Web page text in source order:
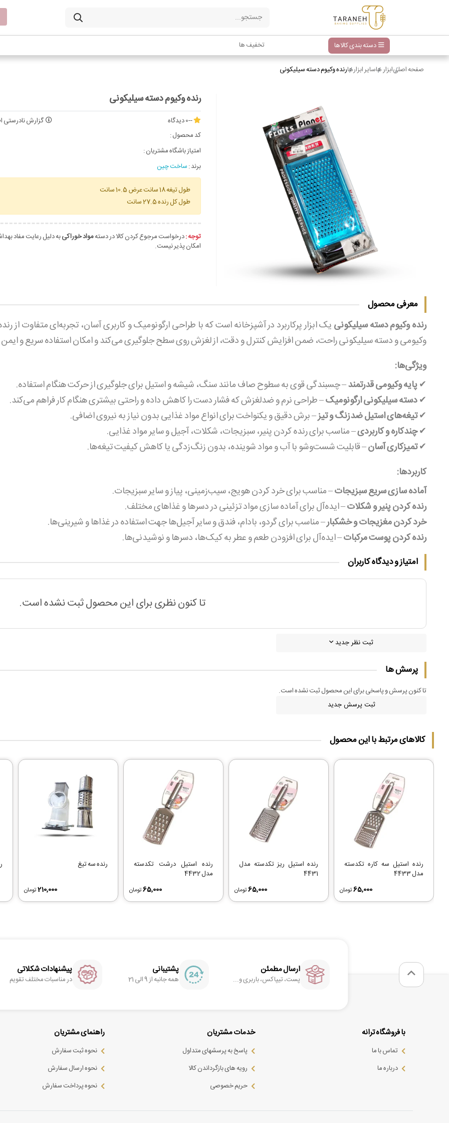
دسته بندی کالاها تخفیف ها
صفحه اصلیابزار هاسایر ابزارهارنده وکیوم دسته سیلیکونی
رنده وکیوم دسته سیلیکونی
--0 دیدگاه
گزارش نادرستی
کد محصول :
امتیاز باشگاه مشتریان :
برند :ساخت چین
طول تیغه 18 سانت عرض 10.5 سانت
طول کل رنده 27.5 سانت
توجه :درخواست مرجوع کردن کالا در دستهمواد خوراکیبه دلیل رعایت مفاد
امکان پذیر نیست.
معرفی محصول
رنده وکیوم دسته سیلیکونی یک ابزار پرکاربرد در آشپزخانه است که با طراحی ارگونومیک و کاربری آسان، تجربه‌ای متفاوت از
وکیومی و دسته سیلیکونی راحت، ضمن افزایش کنترل و دقت، از لغزش روی سطح جلوگیری می‌کند و امکان استفاده سریع و ایمن
ویژگی‌ها:
✔پایه وکیومی قدرتمند– چسبندگی قوی به سطوح صاف مانند سنگ، شیشه و استیل برای جلوگیری از حرکت هنگام استفاده.
✔دسته سیلیکونی ارگونومیک– طراحی نرم و ضدلغزش که فشار دست را کاهش داده و راحتی بیشتری هنگام کار فراهم می‌کند.
✔تیغه‌های استیل ضدزنگ و تیز– برش دقیق و یکنواخت برای انواع مواد غذایی بدون نیاز به نیروی اضافی.
✔چندکاره و کاربردی– مناسب برای رنده کردن پنیر، سبزیجات، شکلات، آجیل و سایر مواد غذایی.
✔تمیزکاری آسان– قابلیت شست‌وشو با آب و مواد شوینده، بدون زنگ‌زدگی یا کاهش کیفیت تیغه‌ها.
کاربردها:
آماده‌ سازی سریع سبزیجات– مناسب برای خرد کردن هویج، سیب‌زمینی، پیاز و سایر سبزیجات.
رنده کردن پنیر و شکلات– ایده‌آل برای آماده‌ سازی مواد تزئینی در دسرها و غذاهای مختلف.
خرد کردن مغزیجات و خشکبار– مناسب برای گردو، بادام، فندق و سایر آجیل‌ها جهت استفاده در غذاها و شیرینی‌ها.
رنده کردن پوست مرکبات– ایده‌آل برای افزودن طعم و عطر به کیک‌ها، دسرها و نوشیدنی‌ها.
امتیاز و دیدگاه کاربران
تا کنون نظری برای این محصول ثبت نشده است.
ثبت نظر جدید
پرسش ها
تا کنون پرسش و پاسخی برای این محصول ثبت نشده است.
ثبت پرسش جدید
کالاهای مرتبط با این محصول
رنده استیل سه کاره تکدسته
مدل 4433
65,000تومان
رنده استیل ریز تکدسته مدل
4431
65,000تومان
رنده استیل درشت تکدسته
مدل 4432
65,000تومان
رنده سه تیغ
210,000تومان
ارسال مطمئن
پست، تیپاکس، باربری و...
پشتیبانی
همه جانبه از 9 الی 21
پیشنهادات شکلاتی
در مناسبات مختلف تقویم
با فروشگاه ترانه
تماس با ما
درباره ما
خدمات مشتریان
پاسخ به پرسشهای متداول
رویه های بازگرداندن کالا
حریم خصوصی
راهنمای مشتریان
نحوه ثبت سفارش
نحوه ارسال سفارش
نحوه پرداخت سفارش